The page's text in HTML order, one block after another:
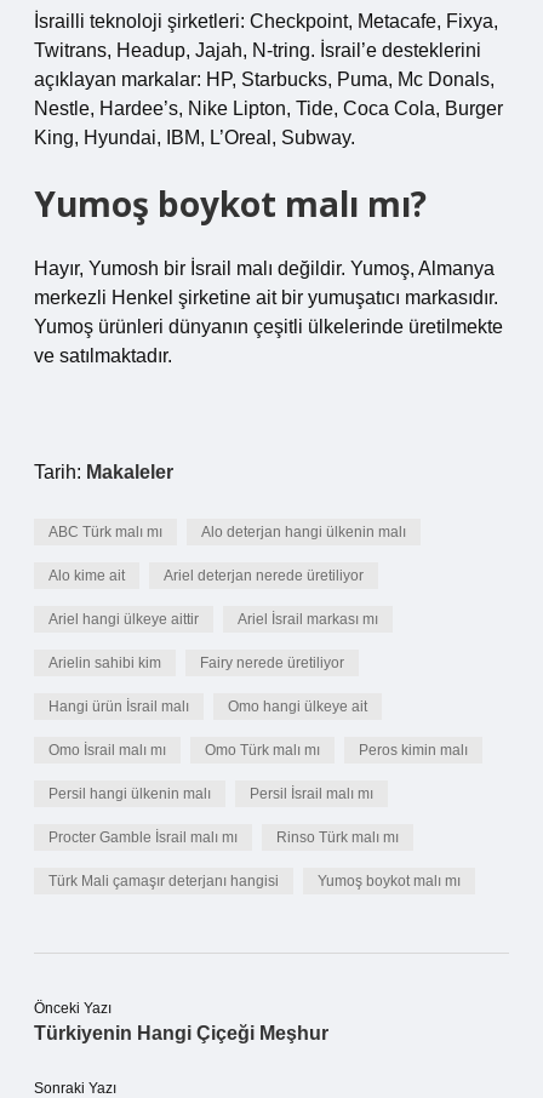
İsrailli teknoloji şirketleri: Checkpoint, Metacafe, Fixya,
Twitrans, Headup, Jajah, N-tring. İsrail’e desteklerini
açıklayan markalar: HP, Starbucks, Puma, Mc Donals,
Nestle, Hardee’s, Nike Lipton, Tide, Coca Cola, Burger
King, Hyundai, IBM, L’Oreal, Subway.
Yumoş boykot malı mı?
Hayır, Yumosh bir İsrail malı değildir. Yumoş, Almanya
merkezli Henkel şirketine ait bir yumuşatıcı markasıdır.
Yumoş ürünleri dünyanın çeşitli ülkelerinde üretilmekte
ve satılmaktadır.
Tarih: Makaleler
ABC Türk malı mı Alo deterjan hangi ülkenin malı
Alo kime ait Ariel deterjan nerede üretiliyor
Ariel hangi ülkeye aittir Ariel İsrail markası mı
Arielin sahibi kim Fairy nerede üretiliyor
Hangi ürün İsrail malı Omo hangi ülkeye ait
Omo İsrail malı mı Omo Türk malı mı Peros kimin malı
Persil hangi ülkenin malı Persil İsrail malı mı
Procter Gamble İsrail malı mı Rinso Türk malı mı
Türk Mali çamaşır deterjanı hangisi Yumoş boykot malı mı
Önceki Yazı
Türkiyenin Hangi Çiçeği Meşhur
Sonraki Yazı